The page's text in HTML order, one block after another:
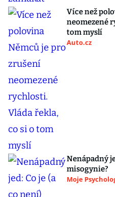
Více než
neomezené
tom myslí
Auto.cz
Nenápadný
misogynie?
Moje